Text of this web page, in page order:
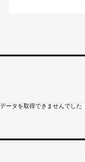
データを取得できませんでした